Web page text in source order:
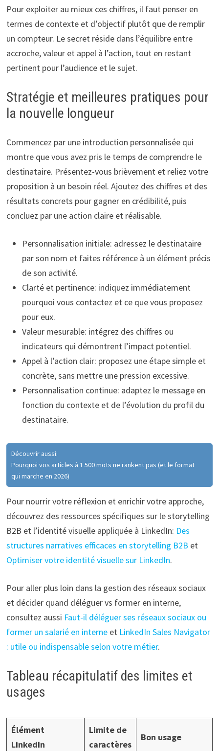
Pour exploiter au mieux ces chiffres, il faut penser en
termes de contexte et d’objectif plutôt que de remplir
un compteur. Le secret réside dans l’équilibre entre
accroche, valeur et appel à l’action, tout en restant
pertinent pour l’audience et le sujet.
Stratégie et meilleures pratiques pour
la nouvelle longueur
Commencez par une introduction personnalisée qui
montre que vous avez pris le temps de comprendre le
destinataire. Présentez-vous brièvement et reliez votre
proposition à un besoin réel. Ajoutez des chiffres et des
résultats concrets pour gagner en crédibilité, puis
concluez par une action claire et réalisable.
Personnalisation initiale: adressez le destinataire
par son nom et faites référence à un élément précis
de son activité.
Clarté et pertinence: indiquez immédiatement
pourquoi vous contactez et ce que vous proposez
pour eux.
Valeur mesurable: intégrez des chiffres ou
indicateurs qui démontrent l’impact potentiel.
Appel à l’action clair: proposez une étape simple et
concrète, sans mettre une pression excessive.
Personnalisation continue: adaptez le message en
fonction du contexte et de l’évolution du profil du
destinataire.
Découvrir aussi:
Pourquoi vos articles à 1 500 mots ne rankent pas (et le format
qui marche en 2026)
Pour nourrir votre réflexion et enrichir votre approche,
découvrez des ressources spécifiques sur le storytelling
B2B et l’identité visuelle appliquée à LinkedIn: Des
structures narratives efficaces en storytelling B2B et
Optimiser votre identité visuelle sur LinkedIn.
Pour aller plus loin dans la gestion des réseaux sociaux
et décider quand déléguer vs former en interne,
consultez aussi Faut-il déléguer ses réseaux sociaux ou
former un salarié en interneet LinkedIn Sales Navigator
: utile ou indispensable selon votre métier.
Tableau récapitulatif des limites et
usages
Élément
LinkedIn
Limite de
caractères
Bon usage